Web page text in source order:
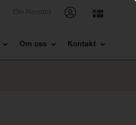
Om Nevotex
Om oss Kontakt